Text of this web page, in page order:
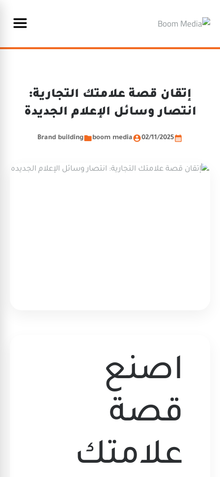
إتقان قصة علامتك التجارية:
انتصار وسائل الإعلام الجديدة
02/11/2025
boom media
Brand building
اصنع
قصة
علامتك